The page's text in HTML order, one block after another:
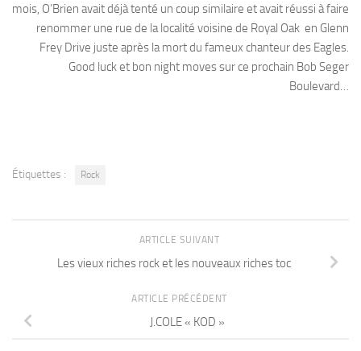
mois, O’Brien avait déjà tenté un coup similaire et avait réussi à faire
renommer une rue de la localité voisine de Royal Oak en Glenn
Frey Drive juste après la mort du fameux chanteur des Eagles.
Good luck et bon night moves sur ce prochain Bob Seger
Boulevard…
Étiquettes : Rock
ARTICLE SUIVANT
Les vieux riches rock et les nouveaux riches toc
ARTICLE PRÉCÉDENT
J.COLE « KOD »